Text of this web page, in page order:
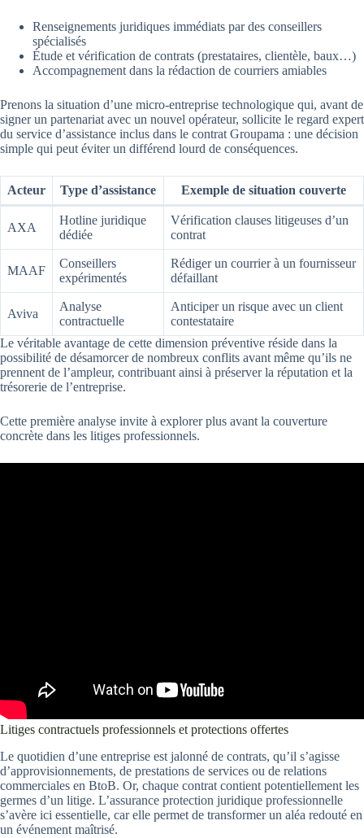
Renseignements juridiques immédiats par des conseillers
spécialisés
Étude et vérification de contrats (prestataires, clientèle, baux…)
Accompagnement dans la rédaction de courriers amiables
Prenons la situation d’une micro-entreprise technologique qui, avant de
signer un partenariat avec un nouvel opérateur, sollicite le regard expert
du service d’assistance inclus dans le contrat Groupama : une décision
simple qui peut éviter un différend lourd de conséquences.
Acteur Type d’assistance Exemple de situation couverte
AXA
Hotline juridique
dédiée
Vérification clauses litigeuses d’un
contrat
MAAF
Conseillers
expérimentés
Rédiger un courrier à un fournisseur
défaillant
Aviva
Analyse
contractuelle
Anticiper un risque avec un client
contestataire
Le véritable avantage de cette dimension préventive réside dans la
possibilité de désamorcer de nombreux conflits avant même qu’ils ne
prennent de l’ampleur, contribuant ainsi à préserver la réputation et la
trésorerie de l’entreprise.
Cette première analyse invite à explorer plus avant la couverture
concrète dans les litiges professionnels.
Litiges contractuels professionnels et protections offertes
Le quotidien d’une entreprise est jalonné de contrats, qu’il s’agisse
d’approvisionnements, de prestations de services ou de relations
commerciales en BtoB. Or, chaque contrat contient potentiellement les
germes d’un litige. L’assurance protection juridique professionnelle
s’avère ici essentielle, car elle permet de transformer un aléa redouté en
un événement maîtrisé.